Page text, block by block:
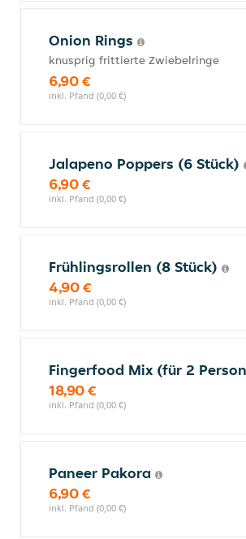
Onion Rings
knusprig frittierte Zwiebelringe
6,90 €
inkl. Pfand (0,00 €)
Jalapeno Poppers (6 Stück)
6,90 €
inkl. Pfand (0,00 €)
Frühlingsrollen (8 Stück)
4,90 €
inkl. Pfand (0,00 €)
Fingerfood Mix (für 2
18,90 €
inkl. Pfand (0,00 €)
Paneer Pakora
6,90 €
inkl. Pfand (0,00 €)